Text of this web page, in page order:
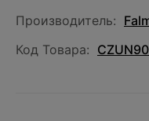
Производитель:
Код Товара: